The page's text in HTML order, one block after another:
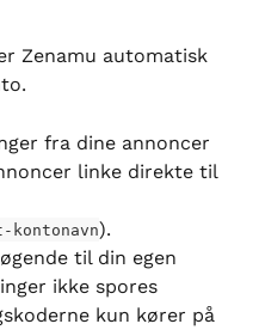
Zenamu automatisk
fra dine annoncer
linke direkte til
kontonavn).
til din egen
ikke spores
kun kører på